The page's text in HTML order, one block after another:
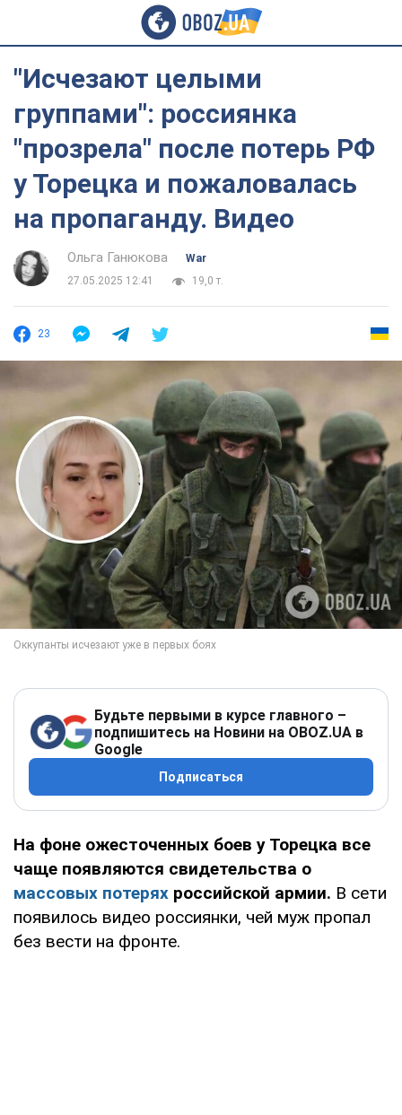
"Исчезают целыми
группами": россиянка
"прозрела" после потерь РФ
у Торецка и пожаловалась
на пропаганду. Видео
Ольга Ганюкова
War
27.05.2025 12:41
19,0 т.
23
Будьте первыми в курсе главного –
подпишитесь на Новини на OBOZ.UA в
Google
Подписаться
На фоне ожесточенных боев у Торецка все
чаще появляются свидетельства о
массовых потерях российской армии. В сети
появилось видео россиянки, чей муж пропал
без вести на фронте.